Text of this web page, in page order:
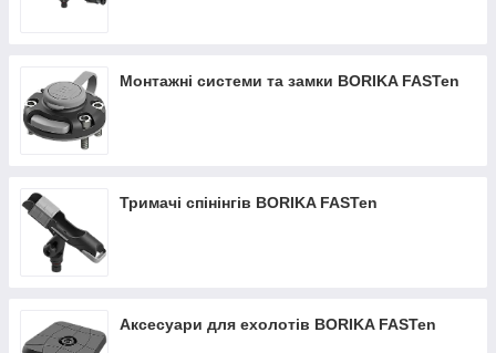
Монтажні системи та замки BORIKA FASTen
Тримачі спінінгів BORIKA FASTen
Аксесуари для ехолотів BORIKA FASTen